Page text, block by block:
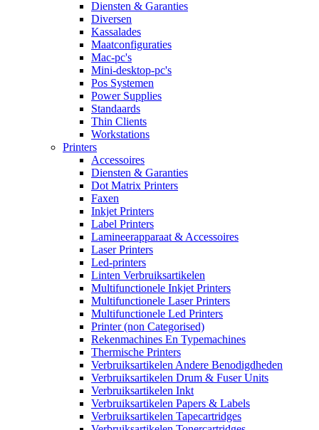
Diensten & Garanties
Diversen
Kassalades
Maatconfiguraties
Mac-pc's
Mini-desktop-pc's
Pos Systemen
Power Supplies
Standaards
Thin Clients
Workstations
Printers
Accessoires
Diensten & Garanties
Dot Matrix Printers
Faxen
Inkjet Printers
Label Printers
Lamineerapparaat & Accessoires
Laser Printers
Led-printers
Linten Verbruiksartikelen
Multifunctionele Inkjet Printers
Multifunctionele Laser Printers
Multifunctionele Led Printers
Printer (non Categorised)
Rekenmachines En Typemachines
Thermische Printers
Verbruiksartikelen Andere Benodigdheden
Verbruiksartikelen Drum & Fuser Units
Verbruiksartikelen Inkt
Verbruiksartikelen Papers & Labels
Verbruiksartikelen Tapecartridges